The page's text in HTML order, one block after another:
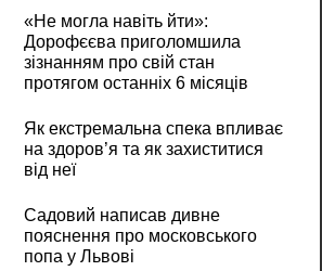
«Не могла навіть йти»:
Дорофєєва приголомшила
зізнанням про свій стан
протягом останніх 6 місяців
Як екстремальна спека впливає
на здоров’я та як захиститися
від неї
Садовий написав дивне
пояснення про московського
попа у Львові